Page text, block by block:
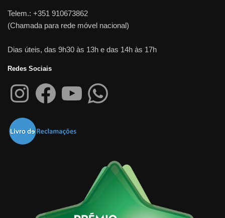
Telem.: +351 910673862
(Chamada para rede móvel nacional)
Dias úteis, das 9h30 às 13h e das 14h às 17h
Redes Sociais